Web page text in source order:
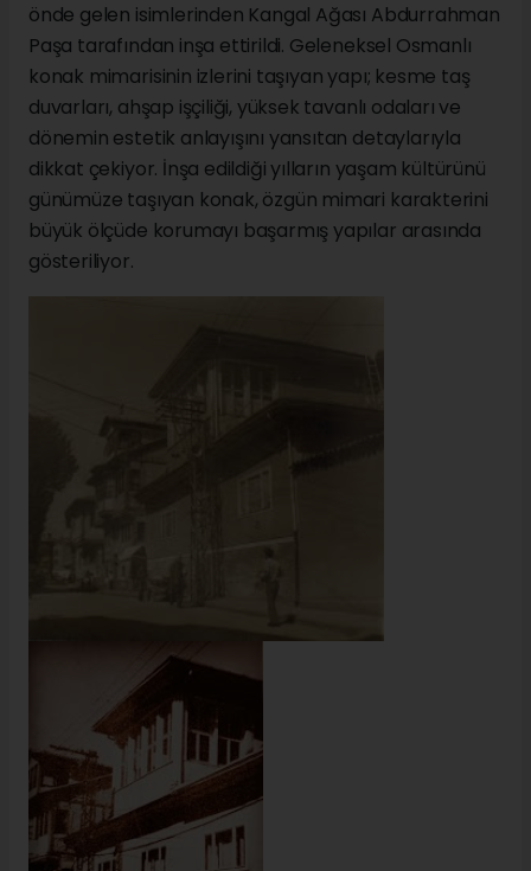
önde gelen isimlerinden Kangal Ağası Abdurrahman
Paşa tarafından inşa ettirildi. Geleneksel Osmanlı
konak mimarisinin izlerini taşıyan yapı; kesme taş
duvarları, ahşap işçiliği, yüksek tavanlı odaları ve
dönemin estetik anlayışını yansıtan detaylarıyla
dikkat çekiyor. İnşa edildiği yılların yaşam kültürünü
günümüze taşıyan konak, özgün mimari karakterini
büyük ölçüde korumayı başarmış yapılar arasında
gösteriliyor.